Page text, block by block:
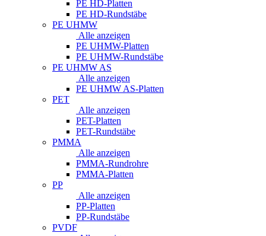
PE HD-Platten
PE HD-Rundstäbe
PE UHMW
Alle anzeigen
PE UHMW-Platten
PE UHMW-Rundstäbe
PE UHMW AS
Alle anzeigen
PE UHMW AS-Platten
PET
Alle anzeigen
PET-Platten
PET-Rundstäbe
PMMA
Alle anzeigen
PMMA-Rundrohre
PMMA-Platten
PP
Alle anzeigen
PP-Platten
PP-Rundstäbe
PVDF